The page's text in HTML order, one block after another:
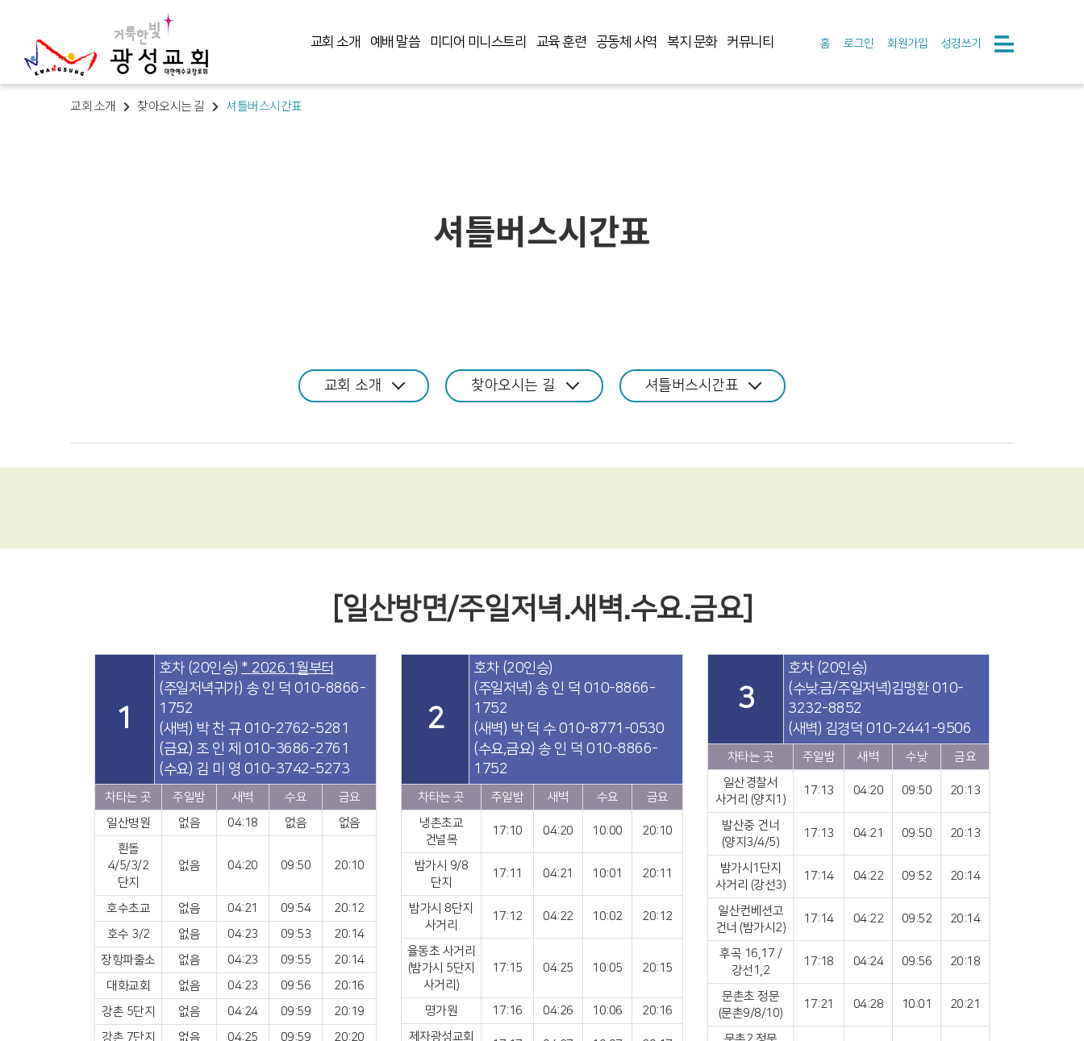
교회 소개 예배 말씀 미디어 미니스트리 교육 훈련 공동체 사역 복지 문화 커뮤니티 홈 로그인 회원가입 성경쓰기
교회 소개 찾아오시는 길 셔틀버스시간표
셔틀버스시간표
교회 소개 찾아오시는 길 셔틀버스시간표
[일산방면/주일저녁.새벽.수요.금요]
1
호차 (20인승) * 2026.1월부터
(주일저녁귀가) 송 인 덕 010-8866-
1752
(새벽) 박 찬 규 010-2762-5281
(금요) 조 인 제 010-3686-2761
(수요) 김 미 영 010-3742-5273
차타는 곳 주일밤 새벽 수요
금요
일산병원
없음 04:18 없음
없음
흰돌
4/5/3/2
단지
없음 04:20 09:50 20:10
호수초교 없음 04:21 09:54
20:12
호수 3/2
없음 04:23 09:53
20:14
장항파출소
없음 04:23 09:55
20:14
대화교회
없음 04:23 09:56
20:16
강촌 5단지
없음 04:24 09:59
20:19
강촌 7단지
없음 04:25 09:59
20:20
2
호차 (20인승)
(주일저녁) 송 인 덕 010-8866-
1752
(새벽) 박 덕 수 010-8771-0530
(수요,금요) 송 인 덕 010-8866-
1752
차타는 곳 주일밤 새벽 수요
금요
냉촌초교
건널목
17:10 04:20 10:00 20:10
밤가시 9/8
단지
17:11 04:21 10:01 20:11
밤가시 8단지
사거리
17:12 04:22 10:02 20:12
율동초 사거리
(밤가시 5단지
사거리)
17:15 04:25 10:05 20:15
명가원 17:16 04:26 10:06
20:16
제자광성교회
3
호차 (20인승)
(수낮.금/주일저녁)김명환 010-
3232-8852
(새벽) 김경덕 010-2441-9506
차타는 곳 주일밤 새벽 수낮
금요
일산경찰서
사거리 (양지1)
17:13 04:20 09:50 20:13
발산중 건너
(양지3/4/5)
17:13 04:21 09:50 20:13
밤가시1단지
사거리 (강선3)
17:14 04:22 09:52 20:14
일산컨베션고
건너 (밤가시2)
17:14 04:22 09:52 20:14
후곡 16,17 /
강선1,2
17:18 04:24 09:56 20:18
문촌초 정문
(문촌9/8/10)
17:21 04:28 10:01 20:21
복지 문화